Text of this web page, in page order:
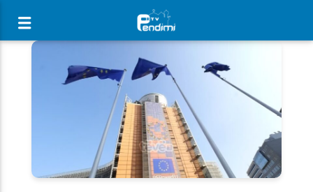
[There are no radio stations in the database]